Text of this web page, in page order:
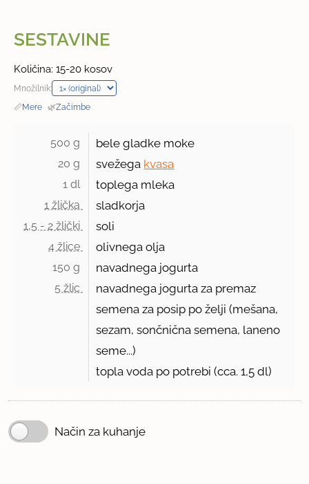
SESTAVINE
Količina: 15-20 kosov
Množilnik:
📏Mere · 🌿Začimbe
500 g bele gladke moke
20 g svežega kvasa
1 dl toplega mleka
1 žlička sladkorja
1,5 - 2 žlički soli
4 žlice olivnega olja
150 g navadnega jogurta
5 žlic
navadnega jogurta za premaz
semena za posip po želji (mešana,
sezam, sončnična semena, laneno
seme...)
topla voda po potrebi (cca. 1,5 dl)
Način za kuhanje